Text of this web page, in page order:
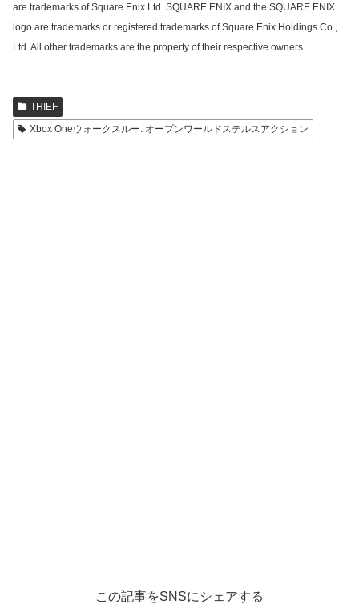
are trademarks of Square Enix Ltd. SQUARE ENIX and the SQUARE ENIX
logo are trademarks or registered trademarks of Square Enix Holdings Co.,
Ltd. All other trademarks are the property of their respective owners.
THIEF
Xbox Oneウォークスルー: オープンワールドステルスアクション
この記事をSNSにシェアする